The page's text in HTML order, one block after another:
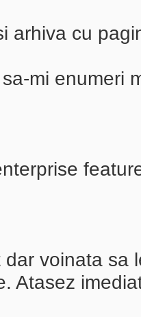
arhiva cu
mi enumeri
dar voinata sa
Atasez